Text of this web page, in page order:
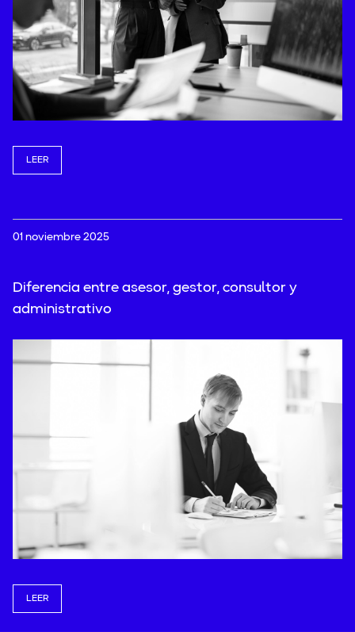
LEER
01 noviembre 2025
Diferencia entre asesor, gestor, consultor y
administrativo
LEER